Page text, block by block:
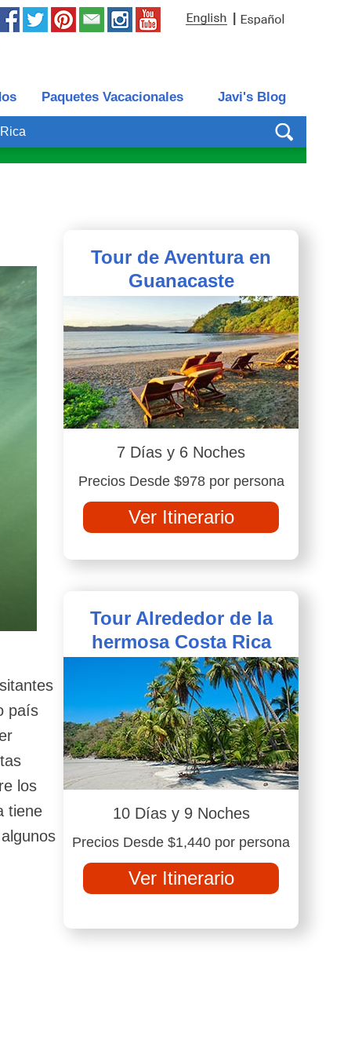
Paquetes Vacacionales Javi's Blog
país
los
tiene
Tour de Aventura en
Guanacaste
7 Días y 6 Noches
Precios Desde $978 por persona
Ver Itinerario
Tour Alrededor de la
hermosa Costa Rica
10 Días y 9 Noches
Precios Desde $1,440 por persona
Ver Itinerario